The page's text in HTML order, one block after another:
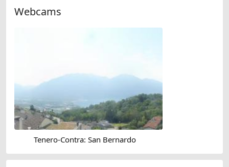
Webcams
Tenero-Contra: San Bernardo